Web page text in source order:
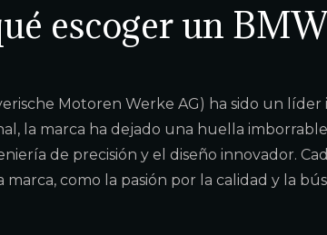
escoger un
Motoren Werke AG) ha sido un
la marca ha dejado una huella
de precisión y el diseño innovador.
como la pasión por la calidad y la